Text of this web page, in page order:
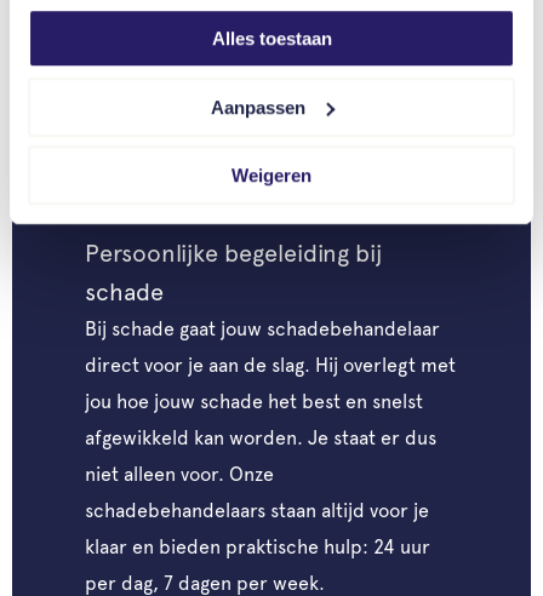
Alles toestaan
Aanpassen
Weigeren
Bestuurdersaansprakelijkheid
Lees meer
Persoonlijke begeleiding bij
schade
Bij schade gaat jouw schadebehandelaar
direct voor je aan de slag. Hij overlegt met
jou hoe jouw schade het best en snelst
afgewikkeld kan worden. Je staat er dus
niet alleen voor. Onze
schadebehandelaars staan altijd voor je
klaar en bieden praktische hulp: 24 uur
per dag, 7 dagen per week.